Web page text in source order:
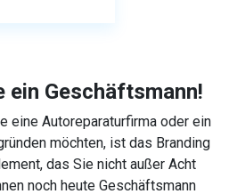
ein Geschäftsmann!
eine Autoreparaturfirma oder ein
möchten, ist das Branding
das Sie nicht außer Acht
noch heute Geschäftsmann